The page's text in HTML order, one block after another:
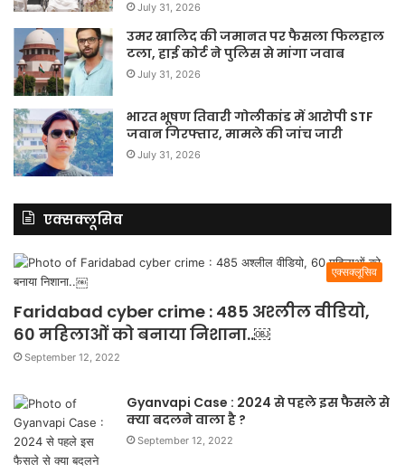
July 31, 2026
उमर खालिद की जमानत पर फैसला फिलहाल
टला, हाई कोर्ट ने पुलिस से मांगा जवाब
July 31, 2026
भारत भूषण तिवारी गोलीकांड में आरोपी STF
जवान गिरफ्तार, मामले की जांच जारी
July 31, 2026
एक्सक्लूसिव
एक्सक्लूसिव
Faridabad cyber crime : 485 अश्लील वीडियो,
60 महिलाओं को बनाया निशाना..￼
September 12, 2022
Gyanvapi Case : 2024 से पहले इस फैसले से
क्या बदलने वाला है ?
September 12, 2022